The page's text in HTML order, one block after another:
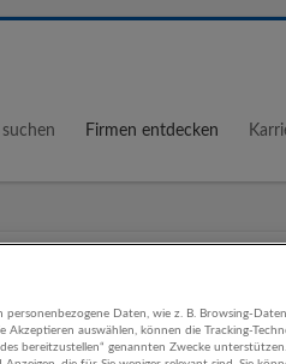
suchen Firmen entdecken
5 km
personenbezogene Daten, wie z. B. Browsing-
Akzeptieren auswählen, können die Tracking-
bereitzustellen“ genannten Zwecke